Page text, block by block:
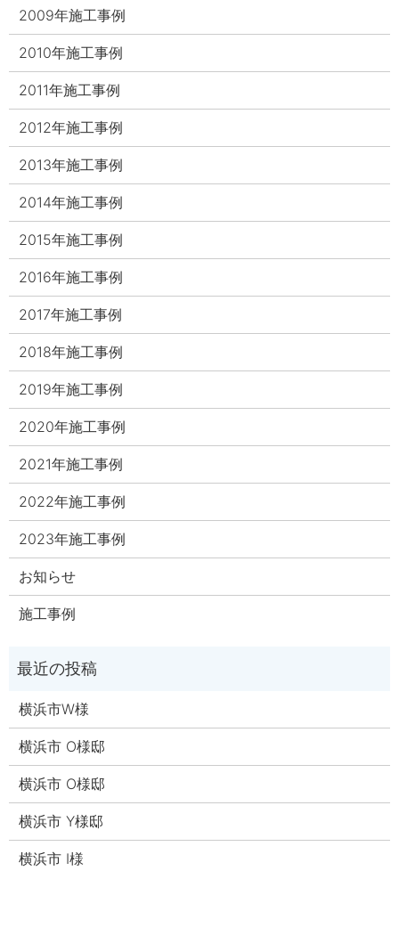
2009年施工事例
2010年施工事例
2011年施工事例
2012年施工事例
2013年施工事例
2014年施工事例
2015年施工事例
2016年施工事例
2017年施工事例
2018年施工事例
2019年施工事例
2020年施工事例
2021年施工事例
2022年施工事例
2023年施工事例
お知らせ
施工事例
横浜市W様
横浜市 O様邸
横浜市 O様邸
横浜市 Y様邸
横浜市 I様